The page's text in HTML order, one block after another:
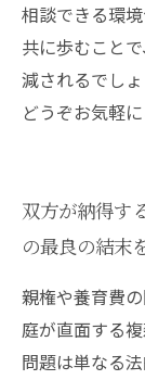
相談できる環
共に歩むこと
減されるでし
どうぞお気軽
双方が納得す
の最良の結末
親権や養育費
庭が直面する
問題は単なる